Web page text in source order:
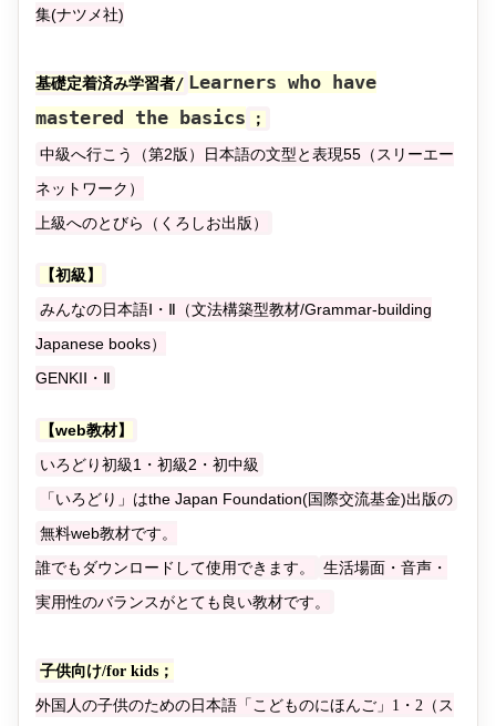
集(ナツメ社)
基礎定着済み学習者/ Learners who have
mastered the basics
；
中級へ行こう（第2版）日本語の文型と表現55（スリーエー
ネットワーク）
上級へのとびら（くろしお出版）
【初級】
みんなの日本語Ⅰ・Ⅱ（文法構築型教材/Grammar-building
Japanese books）
GENKIⅠ・Ⅱ
【web教材】
いろどり初級1・初級2・初中級
「いろどり」はthe Japan Foundation(国際交流基金)出版の
無料web教材です。
誰でもダウンロードして使用できます。
生活場面・音声・
実用性のバランスがとても良い教材です。
子供向け/for kids；
外国人の子供のための日本語「こどものにほんご」1・2（ス